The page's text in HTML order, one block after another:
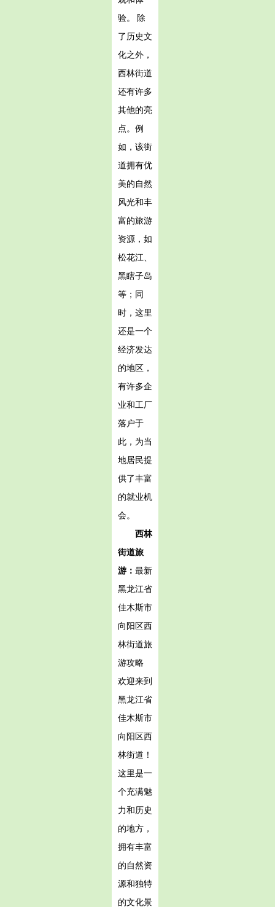
验。 除
了历史文
化之外，
西林街道
还有许多
其他的亮
点。例
如，该街
道拥有优
美的自然
风光和丰
富的旅游
资源，如
松花江、
黑瞎子岛
等；同
时，这里
还是一个
经济发达
的地区，
有许多企
业和工厂
落户于
此，为当
地居民提
供了丰富
的就业机
会。
西林
街道旅
游： 最新
黑龙江省
佳木斯市
向阳区西
林街道旅
游攻略
欢迎来到
黑龙江省
佳木斯市
向阳区西
林街道！
这里是一
个充满魅
力和历史
的地方，
拥有丰富
的自然资
源和独特
的文化景